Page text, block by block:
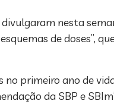
nesta
de doses”,
primeiro ano de
da SBP e